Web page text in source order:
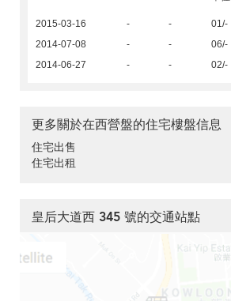
2015-03-16 - - 01/-
2014-07-08 - - 06/-
2014-06-27 - - 02/-
更多關於在西營盤的住宅樓盤信息
住宅出售
住宅出租
皇后大道西 345 號的交通站點